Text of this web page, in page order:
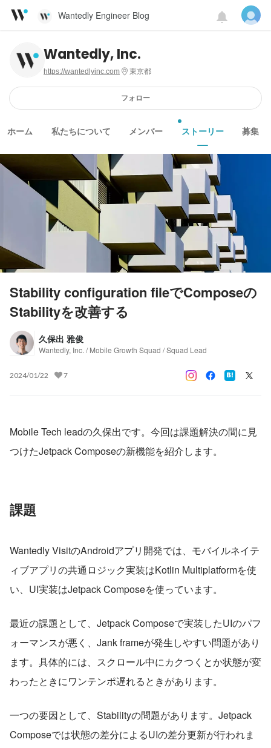
Wantedly Engineer Blog
Wantedly, Inc.
https://wantedlyinc.com 東京都
フォロー
ホーム 私たちについて メンバー ストーリー 募集
Stability configuration fileでComposeの
Stabilityを改善する
久保出 雅俊
Wantedly, Inc. / Mobile Growth Squad / Squad Lead
2024/01/22 7
Mobile Tech leadの久保出です。今回は課題解決の間に見
つけたJetpack Composeの新機能を紹介します。
課題
Wantedly VisitのAndroidアプリ開発では、モバイルネイテ
ィブアプリの共通ロジック実装はKotlin Multiplatformを使
い、UI実装はJetpack Composeを使っています。
最近の課題として、Jetpack Composeで実装したUIのパフ
ォーマンスが悪く、Jank frameが発生しやすい問題があり
ます。具体的には、スクロール中にカクつくとか状態が変
わったときにワンテンポ遅れるときがあります。
一つの要因として、Stabilityの問題があります。Jetpack
Composeでは状態の差分によるUIの差分更新が行われま